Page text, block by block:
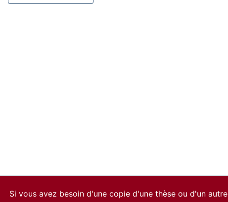
Si vous avez besoin d'une copie d'une thèse ou d'un